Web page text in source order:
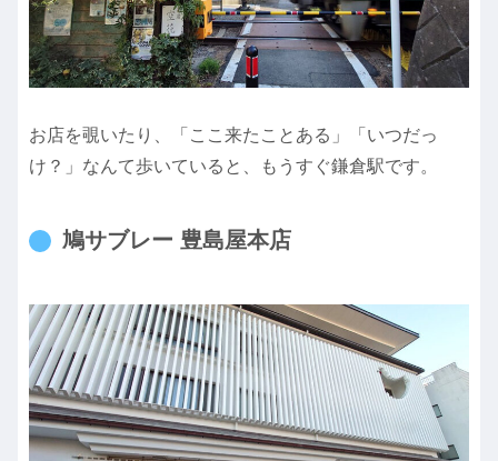
お店を覗いたり、「ここ来たことある」「いつだっ
け？」なんて歩いていると、もうすぐ鎌倉駅です。
鳩サブレー 豊島屋本店